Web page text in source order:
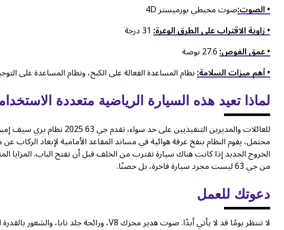
• الصوت:صوت محيطي بورميستر 4D
• زاوية الاقتراب على الطرق الوعرة:31 درجة
• عمق الغوص:27.6 بوصة
• أهم ميزات السلامة:نظام المساعدة الفعالة على الكبح، ونظام المساعدة على
لماذا تعيد هذه السيارة الرياضية متعددة
للعائلات والمديرين
محتمل، يقوم النظام بنفخ غرفة هوائية في مساند المقاعد الأمامية لإبعاد الركاب
الخروج الجديد إذا كانت هناك سيارة تقترب من الخلف قبل أن تفتح الباب.
من جي 63 ليست مجرد سيارة فاخرة، بل حصنًا.
دعوتك للعمل
لا تنتظر يومًا قد لا يأتي أبدًا. صوت هدير محرك V8، ورائحة جلد نابا، والشعور بالقدرة المطلقة على التغلب على كل شيء، كلها جاهزة لك اليوم.